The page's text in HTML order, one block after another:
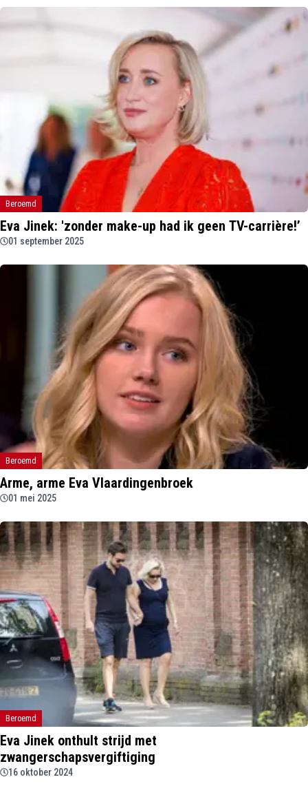
Beroemd
Eva Jinek: 'zonder make-up had ik geen TV-carrière!’
01 september 2025
Beroemd
Arme, arme Eva Vlaardingenbroek
01 mei 2025
Beroemd
Eva Jinek onthult strijd met
zwangerschapsvergiftiging
16 oktober 2024